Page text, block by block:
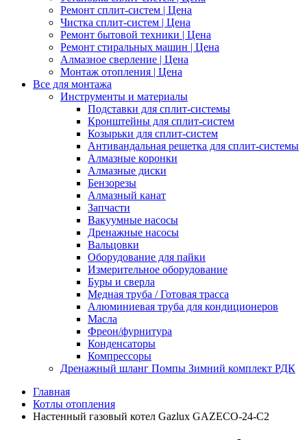
Ремонт сплит-систем | Цена
Чистка сплит-систем | Цена
Ремонт бытовой техники | Цена
Ремонт стиральных машин | Цена
Алмазное сверление | Цена
Монтаж отопления | Цена
Все для монтажа
Инструменты и материалы
Подставки для сплит-системы
Кронштейны для сплит-систем
Козырьки для сплит-систем
Антивандальная решетка для сплит-системы
Алмазные коронки
Алмазные диски
Бензорезы
Алмазный канат
Запчасти
Вакуумные насосы
Дренажные насосы
Вальцовки
Оборудование для пайки
Измерительное оборудование
Буры и сверла
Медная труба / Готовая трасса
Алюминиевая труба для кондиционеров
Масла
Фреон/фурнитура
Конденсаторы
Компрессоры
Дренажный шланг Помпы Зимний комплект РДК
Главная
Котлы отопления
Настенный газовый котел Gazlux GAZECO-24-C2